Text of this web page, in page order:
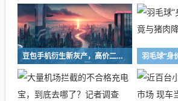
豆包手机衍生新灰产，高价二手交易与日租服务揭秘